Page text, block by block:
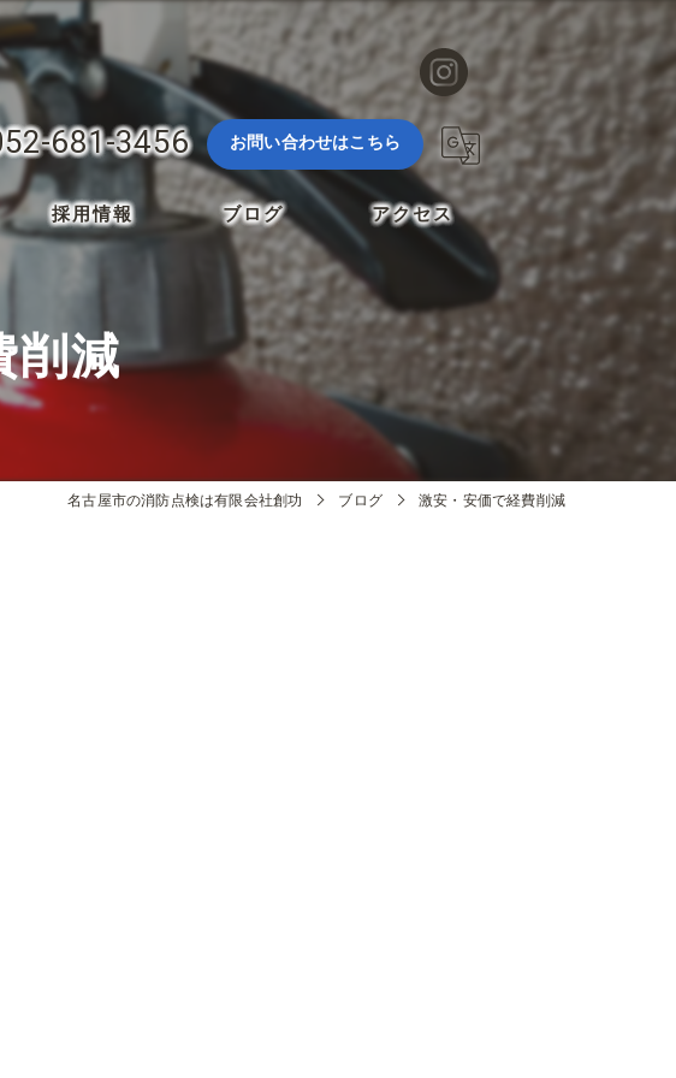
681-3456 お問い合わせはこちら
採用情報 ブログ アクセス
削減
名古屋市の消防点検は有限会社創功 ブログ 激安・安価で経費削減